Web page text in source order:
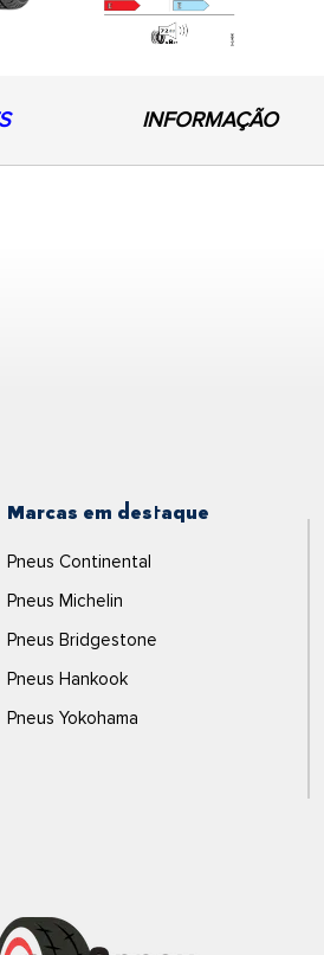
INFORMAÇÃO
Marcas em destaque
Pneus Continental
Pneus Michelin
Pneus Bridgestone
Pneus Hankook
Pneus Yokohama